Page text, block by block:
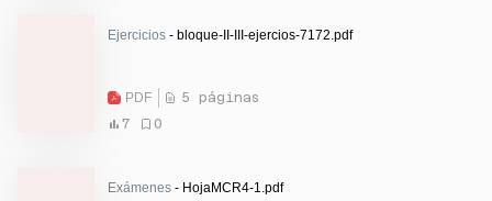
Ejercicios - bloque-II-III-ejercios-7172.pdf
PDF
5 páginas
7
0
Exámenes - HojaMCR4-1.pdf